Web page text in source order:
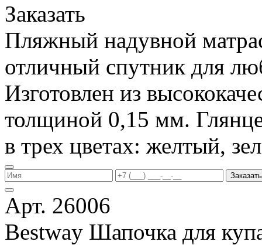
Заказать
Пляжный надувной
отличный спутник для
Изготовлен из
толщиной 0,15 мм.
в трех цветах: желтый,
Заказать
Арт. 26006
Bestway Шапочка для